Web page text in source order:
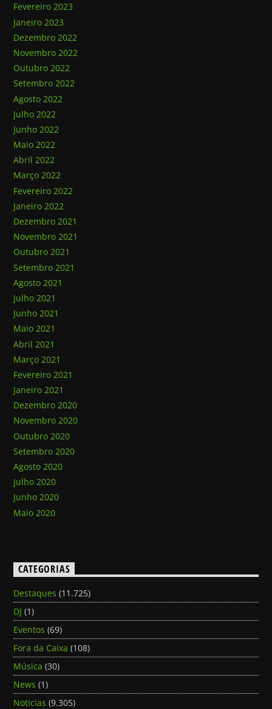
Fevereiro 2023
Janeiro 2023
Dezembro 2022
Novembro 2022
Outubro 2022
Setembro 2022
Agosto 2022
Julho 2022
Junho 2022
Maio 2022
Abril 2022
Março 2022
Fevereiro 2022
Janeiro 2022
Dezembro 2021
Novembro 2021
Outubro 2021
Setembro 2021
Agosto 2021
Julho 2021
Junho 2021
Maio 2021
Abril 2021
Março 2021
Fevereiro 2021
Janeiro 2021
Dezembro 2020
Novembro 2020
Outubro 2020
Setembro 2020
Agosto 2020
Julho 2020
Junho 2020
Maio 2020
CATEGORIAS
Destaques (11.725)
DJ (1)
Eventos (69)
Fora da Caixa (108)
Música (30)
News (1)
Noticias (9.305)